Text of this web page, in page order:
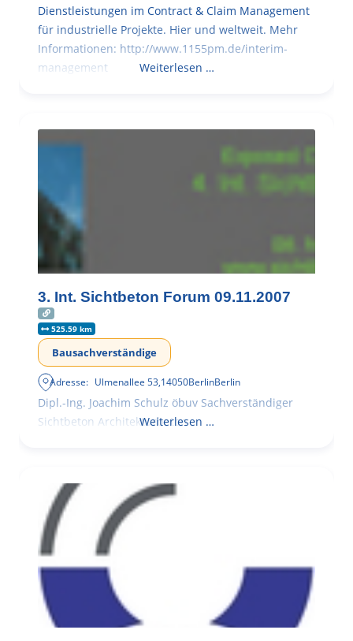
Dienstleistungen im Contract & Claim Management
für industrielle Projekte. Hier und weltweit. Mehr
Informationen: http://www.1155pm.de/interim-
management
Weiterlesen …
3. Int. Sichtbeton Forum 09.11.2007
525.59 km
Bausachverständige
Adresse: Ulmenallee 53,14050BerlinBerlin
Dipl.-Ing. Joachim Schulz öbuv Sachverständiger
Sichtbeton Architekturbeton
Weiterlesen …